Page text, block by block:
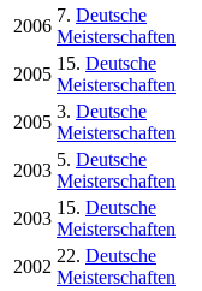
2006
7. Deutsche
Meisterschaften
2005
15. Deutsche
Meisterschaften
2005
3. Deutsche
Meisterschaften
2003
5. Deutsche
Meisterschaften
2003
15. Deutsche
Meisterschaften
2002
22. Deutsche
Meisterschaften